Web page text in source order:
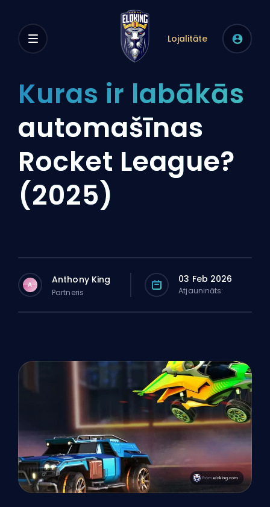
Lojalitāte
Kuras ir labākās
automašīnas
Rocket League?
(2025)
A Anthony King
Partneris
03 Feb 2026
Atjaunināts: